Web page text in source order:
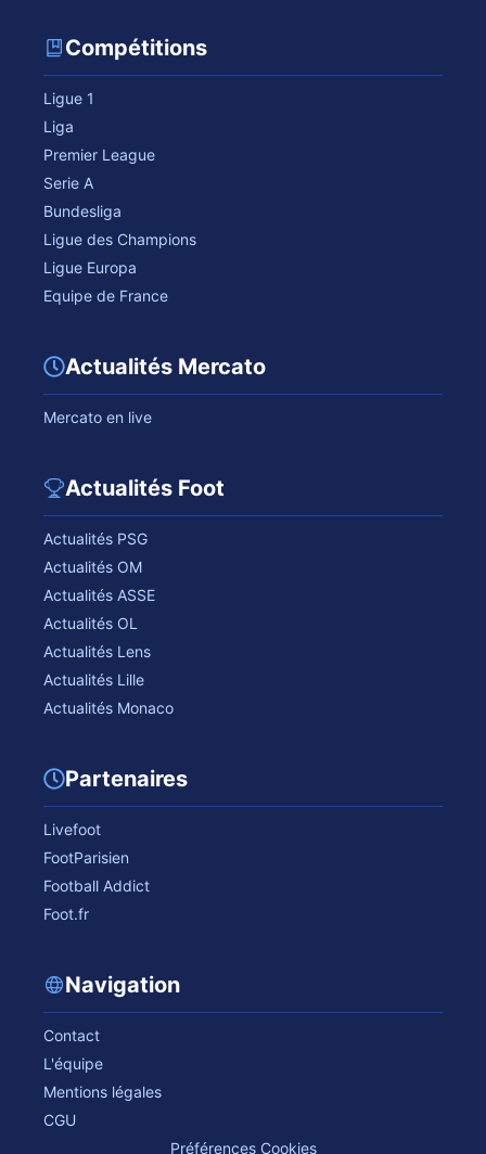
Compétitions
Ligue 1
Liga
Premier League
Serie A
Bundesliga
Ligue des Champions
Ligue Europa
Equipe de France
Actualités Mercato
Mercato en live
Actualités Foot
Actualités PSG
Actualités OM
Actualités ASSE
Actualités OL
Actualités Lens
Actualités Lille
Actualités Monaco
Partenaires
Livefoot
FootParisien
Football Addict
Foot.fr
Navigation
Contact
L'équipe
Mentions légales
CGU
Préférences Cookies